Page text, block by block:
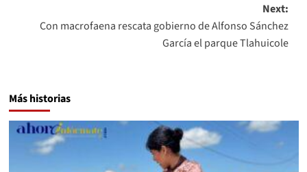
Next:
Con macrofaena rescata gobierno de Alfonso Sánchez
García el parque Tlahuicole
Más historias